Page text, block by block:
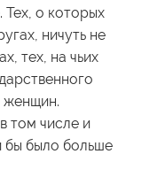
Тех, о которых
ничуть не
тех, на чьих
женщин.
том числе и
бы было больше